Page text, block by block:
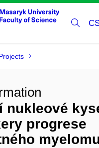
nukleové
progrese